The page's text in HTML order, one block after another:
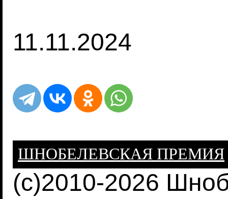
11.11.2024
ШНОБЕЛЕВСКАЯ ПРЕМИЯ
(c)2010-2026